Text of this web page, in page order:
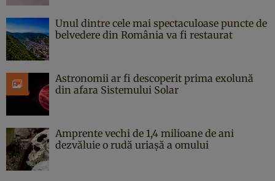
Unul dintre cele mai spectaculoase puncte de
belvedere din România va fi restaurat
Astronomii ar fi descoperit prima exolună
din afara Sistemului Solar
Amprente vechi de 1,4 milioane de ani
dezvăluie o rudă uriașă a omului